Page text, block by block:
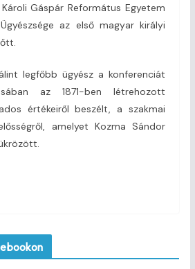
Gáspár Református Egyetem
az első magyar királyi
legfőbb ügyész a konferenciát
az 1871-ben létrehozott
értékeiről beszélt, a szakmai
amelyet Kozma Sándor